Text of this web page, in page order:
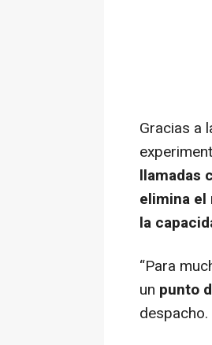
Gracias a
llamadas
elimina el
la
“Para
un punto
despacho.